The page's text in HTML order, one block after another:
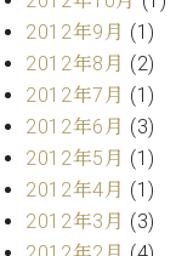
調
律
)
ア
フ
タ
ー
サ
2012年9月 (1)
2012年8月 (2)
2012年7月 (1)
2012年6月 (3)
2012年5月 (1)
2012年4月 (1)
2012年3月 (3)